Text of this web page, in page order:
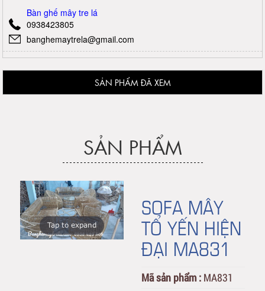
Bàn ghế mây tre lá
0938423805
banghemaytrela@gmail.com
SẢN PHẨM ĐÃ XEM
SẢN PHẨM
Tap to expand
SOFA MÂY
TỔ YẾN HIỆN
ĐẠI MA831
Mã sản phẩm : MA831